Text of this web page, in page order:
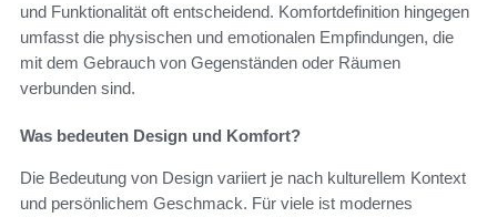
und Funktionalität oft entscheidend. Komfortdefinition hingegen
umfasst die physischen und emotionalen Empfindungen, die
mit dem Gebrauch von Gegenständen oder Räumen
verbunden sind.
Was bedeuten Design und Komfort?
Die Bedeutung von Design variiert je nach kulturellem Kontext
und persönlichem Geschmack. Für viele ist modernes